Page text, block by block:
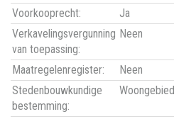
Voorkooprecht:
Ja
Verkavelingsvergunning
van toepassing:
Neen
Maatregelenregister:
Neen
Stedenbouwkundige
bestemming:
Woongebied